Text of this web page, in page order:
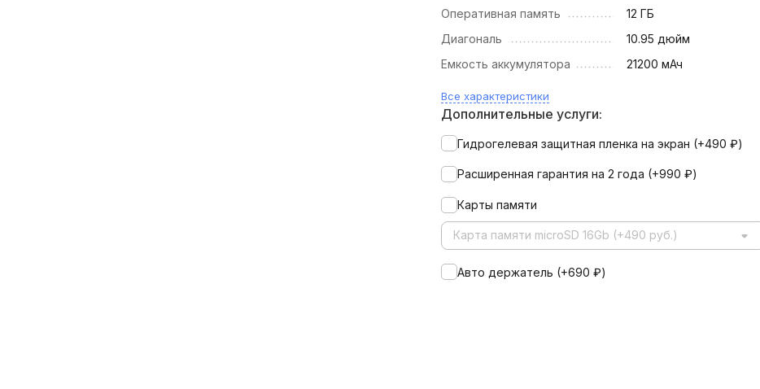
Оперативная память
12 ГБ
Диагональ
10.95 дюйм
Емкость аккумулятора
21200 мАч
Все характеристики
Дополнительные услуги:
Гидрогелевая защитная пленка на экран (+490₽)
Расширенная гарантия на 2 года (+990₽)
Карты памяти
Карта памяти microSD 16Gb (+490 руб.)
Авто держатель (+690₽)